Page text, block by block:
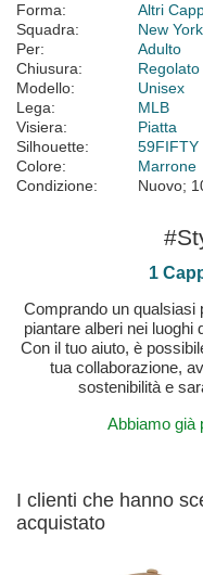
Forma:
Altri
Squadra:
New
Per:
Adulto
Chiusura:
Regolato
Modello:
Unisex
Lega:
MLB
Visiera:
Piatta
Silhouette:
59FIFTY
Colore:
Marrone
Condizione:
Nuovo;
1
Comprando un qualsiasi
piantare alberi nei luoghi
Con il tuo aiuto, è
tua collaborazione,
sostenibilità e
Abbiamo già
I clienti che hanno
acquistato